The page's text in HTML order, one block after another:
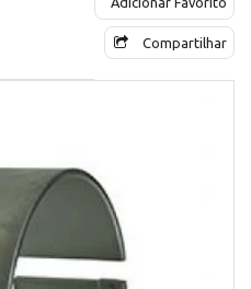
Compartilhar